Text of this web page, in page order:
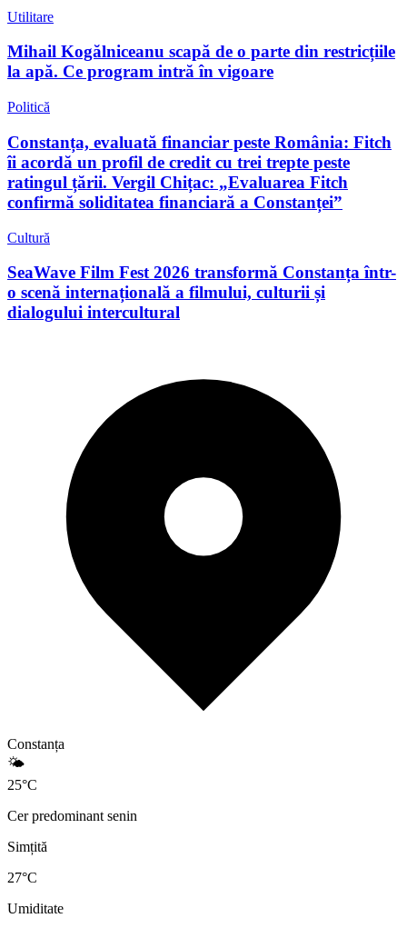
Utilitare
Mihail Kogălniceanu scapă de o parte din restricțiile
la apă. Ce program intră în vigoare
Politică
Constanța, evaluată financiar peste România: Fitch
îi acordă un profil de credit cu trei trepte peste
ratingul țării. Vergil Chițac: „Evaluarea Fitch
confirmă soliditatea financiară a Constanței”
Cultură
SeaWave Film Fest 2026 transformă Constanța într-
o scenă internațională a filmului, culturii și
dialogului intercultural
Constanța
🌤️
25°C
Cer predominant senin
Simțită
27°C
Umiditate